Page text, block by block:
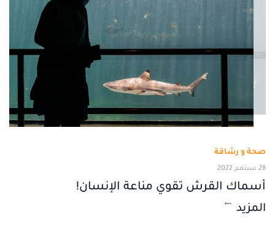
صحة و رشاقة
28 سبتمبر 2022
أسماك القرش تقوي مناعة الإنسان!
المزيد